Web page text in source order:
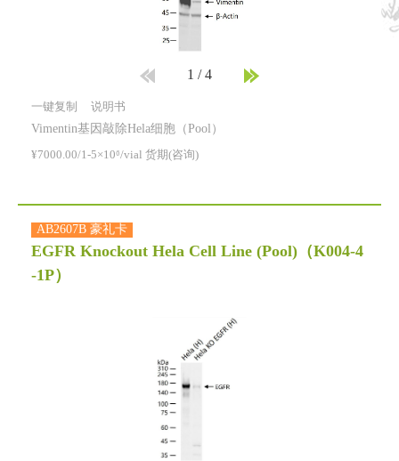
1 /4
一键复制 说明书
Vimentin基因敲除Hela细胞（Pool）
¥7000.00/1-5×10⁶/vial 货期(咨询)
AB2607B 豪礼卡
EGFR Knockout Hela Cell Line (Pool) （K004-4
-1P）